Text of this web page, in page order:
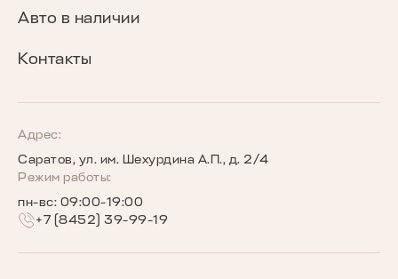
T8
Сравнение комплектаций
Кредитные программы
Программы страхования
Программа «Помощь в пути»
Гарантия
Запись на сервис
О бренде
Награды TENET
Сообщество владельцев TENET
Беговое сообщество TENET
Авто в наличии
Контакты
Адрес:
Саратов, ул. им. Шехурдина А.П., д. 2/4
Режим работы:
пн-вс: 09:00-19:00
+7 (8452) 39-99-19